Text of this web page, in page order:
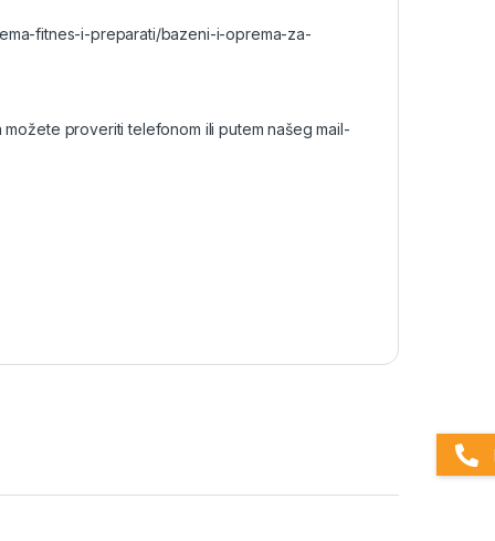
fitnes-i-preparati/bazeni-i-oprema-za-
proveriti telefonom ili putem našeg mail-